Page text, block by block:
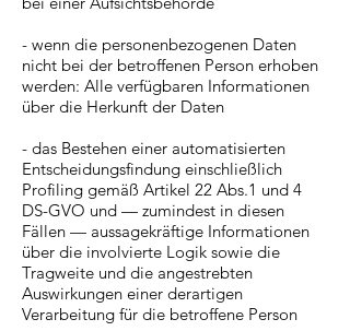
- wenn die personenbezogenen Daten
nicht bei der betroffenen Person erhoben
werden: Alle verfügbaren Informationen
über die Herkunft der Daten
- das Bestehen einer automatisierten
Entscheidungsfindung einschließlich
Profiling gemäß Artikel 22 Abs.1 und 4
DS-GVO und — zumindest in diesen
Fällen — aussagekräftige Informationen
über die involvierte Logik sowie die
Tragweite und die angestrebten
Auswirkungen einer derartigen
Verarbeitung für die betroffene Person